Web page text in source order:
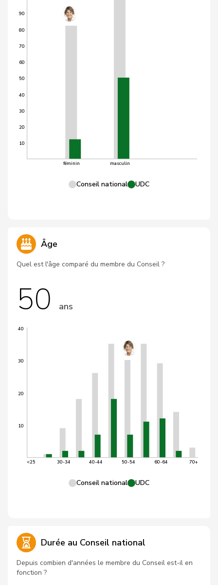
10
20
30
40
50
60
70
80
90
féminin masculin
Conseil national UDC
Âge
Quel est l'âge comparé du membre du Conseil ?
50 ans
10
20
30
40
<25 30-34 40-44 50-54 60-64 70+
Conseil national UDC
Durée au Conseil national
Depuis combien d'années le membre du Conseil est-il en
fonction ?